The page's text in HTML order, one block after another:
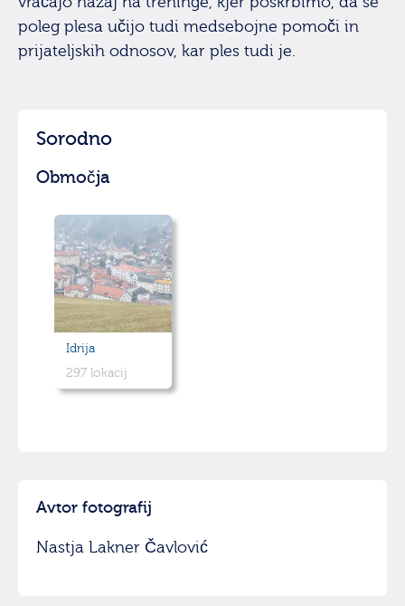
poleg plesa učijo tudi medsebojne pomoči in
prijateljskih odnosov, kar ples tudi je.
Sorodno
Območja
Idrija
297 lokacij
Avtor fotografij
Nastja Lakner Čavlović